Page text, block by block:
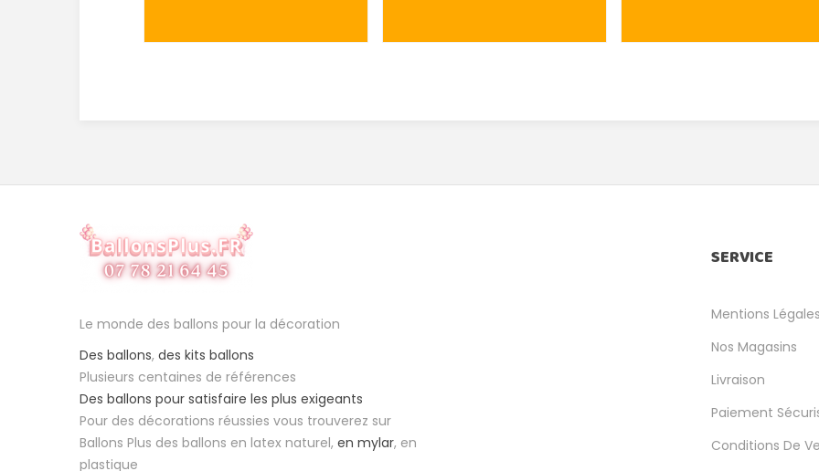
Le monde des ballons pour la décoration
Des ballons, des kits ballons
Plusieurs centaines de références
Des ballons pour satisfaire les plus exigeants
Pour des décorations réussies vous trouverez sur
Ballons Plus des ballons en latex naturel, en mylar, en
plastique
SERVICE
Mentions Légales
Nos Magasins
Livraison
Paiement
Conditions De